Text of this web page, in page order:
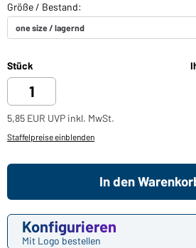
Stück
5,85 EUR UVP inkl. MwSt.
Staffelpreise einblenden
Konfigurieren
Mit Logo bestellen
In den